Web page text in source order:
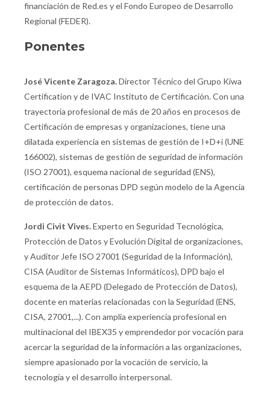
financiación de Red.es y el Fondo Europeo de Desarrollo
Regional (FEDER).
Ponentes
José Vicente Zaragoza.Director Técnico del Grupo Kiwa
Certification y de IVAC Instituto de Certificación. Con una
trayectoria profesional de más de 20 años en procesos de
Certificación de empresas y organizaciones, tiene una
dilatada experiencia en sistemas de gestión de I+D+i (UNE
166002), sistemas de gestión de seguridad de información
(ISO 27001), esquema nacional de seguridad (ENS),
certificación de personas DPD según modelo de la Agencia
de protección de datos.
Jordi Civit Vives.Experto en Seguridad Tecnológica,
Protección de Datos y Evolución Digital de organizaciones,
y Auditor Jefe ISO 27001 (Seguridad de la Información),
CISA (Auditor de Sistemas Informáticos), DPD bajo el
esquema de la AEPD (Delegado de Protección de Datos),
docente en materias relacionadas con la Seguridad (ENS,
CISA, 27001,...). Con amplia experiencia profesional en
multinacional del IBEX35 y emprendedor por vocación para
acercar la seguridad de la información a las organizaciones,
siempre apasionado por la vocación de servicio, la
tecnología y el desarrollo interpersonal.